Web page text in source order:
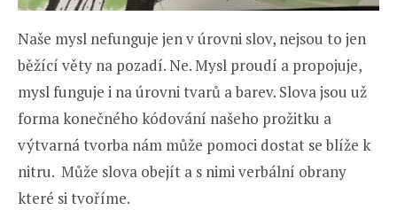
Naše mysl nefunguje jen v úrovni slov, nejsou to jen
běžící věty na pozadí. Ne. Mysl proudí a propojuje,
mysl funguje i na úrovni tvarů a barev. Slova jsou už
forma konečného kódování našeho prožitku a
výtvarná tvorba nám může pomoci dostat se blíže k
nitru. Může slova obejít a s nimi verbální obrany
které si tvoříme.